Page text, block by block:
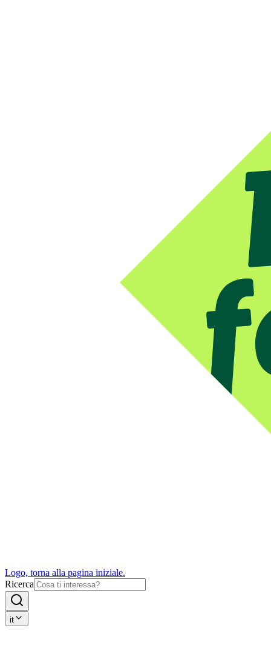
Logo, torna alla pagina iniziale.
Ricerca
it